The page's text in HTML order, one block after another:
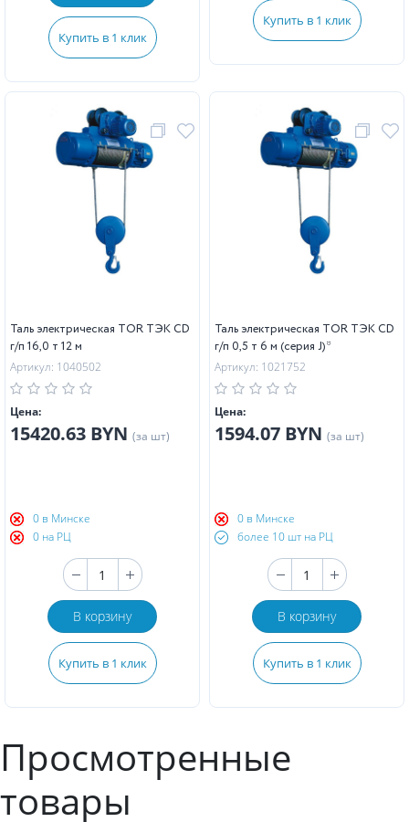
Купить в 1 клик
Купить в 1 клик
Таль электрическая TOR ТЭК CD
г/п 16,0 т 12 м
Артикул: 1040502
Цена:
15420.63 BYN (за шт)
0 в Минске
0 на РЦ
В корзину
Купить в 1 клик
Таль электрическая TOR ТЭК CD
г/п 0,5 т 6 м (серия J)*
Артикул: 1021752
Цена:
1594.07 BYN (за шт)
0 в Минске
более 10 шт на РЦ
В корзину
Купить в 1 клик
Просмотренные
товары